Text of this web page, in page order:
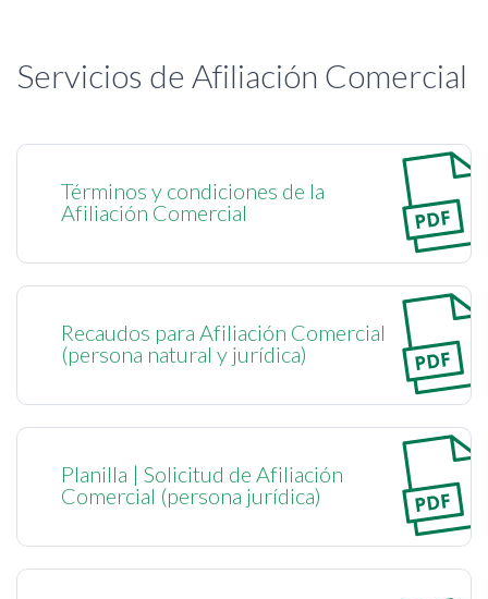
Servicios de Afiliación Comercial
Términos y condiciones de la
Afiliación Comercial
Recaudos para Afiliación Comercial
(persona natural y jurídica)
Planilla | Solicitud de Afiliación
Comercial (persona jurídica)